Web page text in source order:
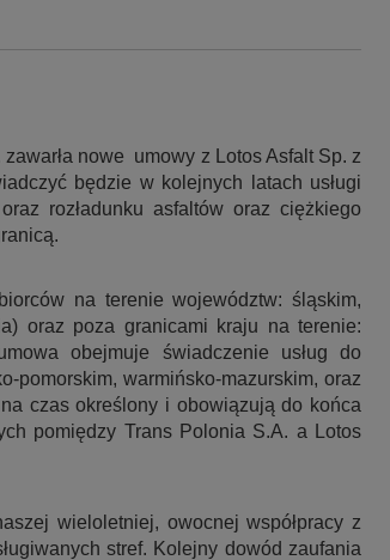
nowe umowy z Lotos Asfalt Sp. z
będzie w kolejnych latach usługi
rozładunku asfaltów oraz ciężkiego
na terenie województw: śląskim,
oraz poza granicami kraju na terenie:
obejmuje świadczenie usług do
pomorskim, warmińsko-mazurskim, oraz
czas określony i obowiązują do końca
pomiędzy Trans Polonia S.A. a Lotos
wieloletniej, owocnej współpracy z
stref. Kolejny dowód zaufania